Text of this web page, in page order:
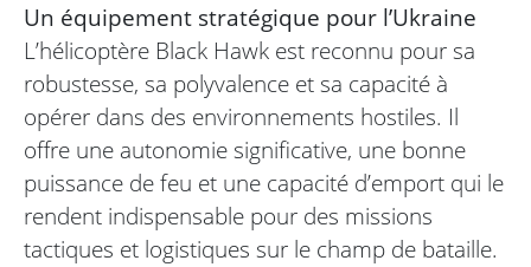
Un équipement stratégique pour l’Ukraine
L’hélicoptère Black Hawk est reconnu pour sa
robustesse, sa polyvalence et sa capacité à
opérer dans des environnements hostiles. Il
offre une autonomie significative, une bonne
puissance de feu et une capacité d’emport qui le
rendent indispensable pour des missions
tactiques et logistiques sur le champ de bataille.